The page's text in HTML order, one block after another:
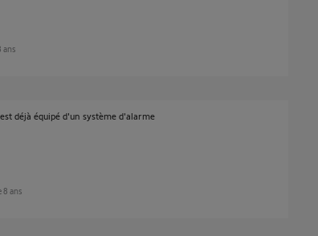
ans
déjà équipé d'un système d'alarme
8 ans